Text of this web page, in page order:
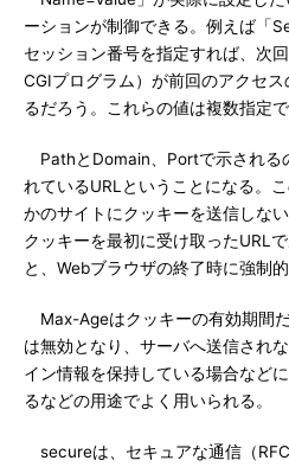
ーションが制御できる。例えば「
セッション番号を指定すれば、次
CGIプログラム）が前回のアクセ
るだろう。これらの値は複数指定で
PathとDomain、Portで示される
れているURLということになる。
かのサイトにクッキーを送信しな
クッキーを最初に受け取ったURL
と、Webブラウザの終了時に強制
Max-Ageはクッキーの有効期間
は無効となり、サーバへ送信され
イン情報を保持している場合など
るなどの用途でよく用いられる。
secureは、セキュアな通信（